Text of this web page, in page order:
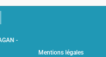
-
Mentions légales